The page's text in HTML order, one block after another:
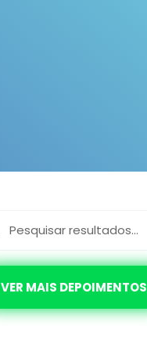
VER MAIS DEPOIMENTOS